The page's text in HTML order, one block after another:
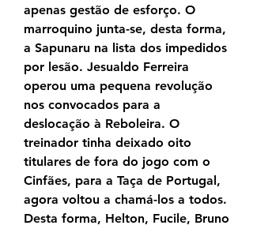
apenas gestão de esforço. O
marroquino junta-se, desta forma,
a Sapunaru na lista dos impedidos
por lesão. Jesualdo Ferreira
operou uma pequena revolução
nos convocados para a
deslocação à Reboleira. O
treinador tinha deixado oito
titulares de fora do jogo com o
Cinfães, para a Taça de Portugal,
agora voltou a chamá-los a todos.
Desta forma, Helton, Fucile, Bruno